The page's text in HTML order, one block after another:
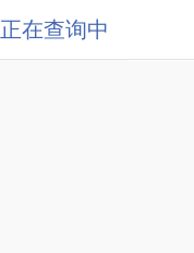
正在查询中